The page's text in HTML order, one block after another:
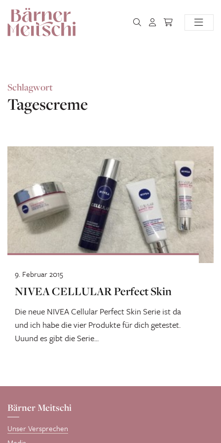
Schlagwort
Tagescreme
NIVEA CELLULAR Perfect Skin
Die neue NIVEA Cellular Perfect Skin Serie ist da
und ich habe die vier Produkte für dich getestet.
Uuund es gibt die Serie...
9. Februar 2015
Bärner Meitschi
Unser Versprechen